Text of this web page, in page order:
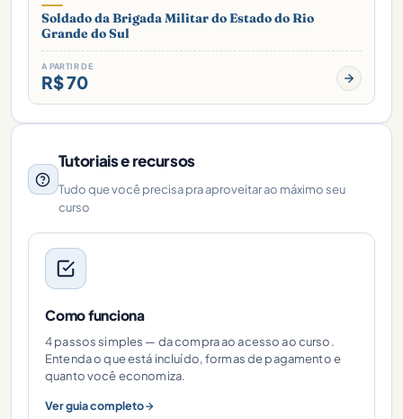
Soldado da Brigada Militar do Estado do Rio
Grande do Sul
A PARTIR DE
R$ 70
Tutoriais e recursos
Tudo que você precisa pra aproveitar ao máximo seu
curso
Como funciona
4 passos simples — da compra ao acesso ao curso.
Entenda o que está incluído, formas de pagamento e
quanto você economiza.
Ver guia completo